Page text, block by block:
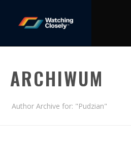
ARCHIWUM
Author Archive for: "Pudzian"